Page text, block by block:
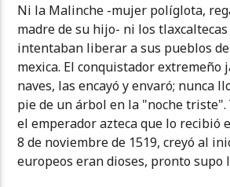
Ni la Malinche -mujer políglota,
madre de su hijo- ni los
intentaban liberar a sus pueblos
mexica. El conquistador extremeño
naves, las encayó y envaró; nunca
pie de un árbol en la "noche triste".
el emperador azteca que lo recibió
8 de noviembre de 1519, creyó al
europeos eran dioses, pronto supo